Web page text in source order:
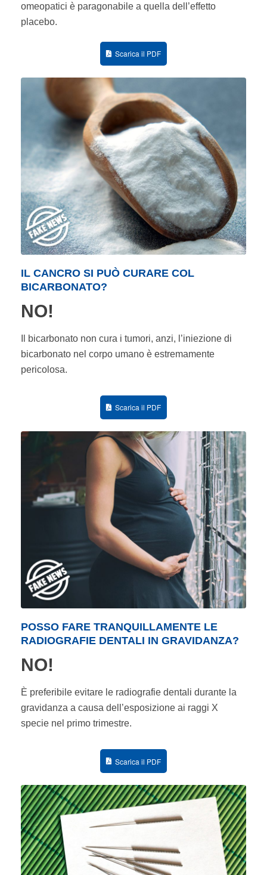
omeopatici è paragonabile a quella dell’effetto
placebo.
Scarica il PDF
IL CANCRO SI PUÒ CURARE COL
BICARBONATO?
NO!
Il bicarbonato non cura i tumori, anzi, l’iniezione di
bicarbonato nel corpo umano è estremamente
pericolosa.
Scarica il PDF
POSSO FARE TRANQUILLAMENTE LE
RADIOGRAFIE DENTALI IN GRAVIDANZA?
NO!
È preferibile evitare le radiografie dentali durante la
gravidanza a causa dell’esposizione ai raggi X
specie nel primo trimestre.
Scarica il PDF